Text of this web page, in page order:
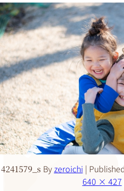
4241579_s Byzeroichi |
640 × 427